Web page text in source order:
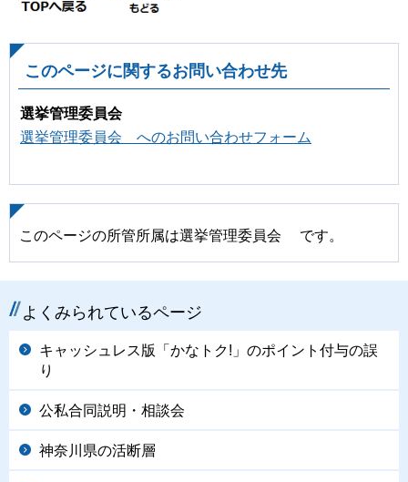
このページに関するお問い合わせ先
選挙管理委員会
選挙管理委員会 へのお問い合わせフォーム
このページの所管所属は選挙管理委員会 です。
よくみられているページ
キャッシュレス版「かなトク!」のポイント付与の誤
り
公私合同説明・相談会
神奈川県の活断層